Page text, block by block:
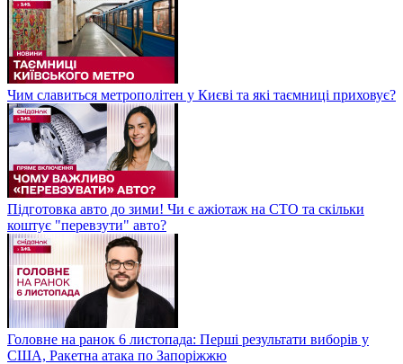
Чим славиться метрополітен у Києві та які таємниці приховує?
Підготовка авто до зими! Чи є ажіотаж на СТО та скільки
коштує "перевзути" авто?
Головне на ранок 6 листопада: Перші результати виборів у
США, Ракетна атака по Запоріжжю